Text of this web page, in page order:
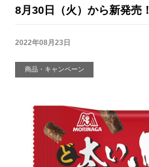
8月30日（火）から新発売！
2022年08月23日
商品・キャンペーン